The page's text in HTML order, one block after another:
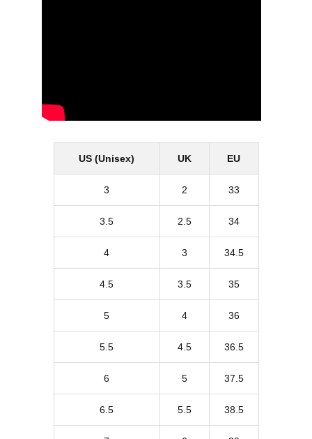
US (Unisex) UK EU
3 2 33
3.5 2.5 34
4 3 34.5
4.5 3.5 35
5 4 36
5.5 4.5 36.5
6 5 37.5
6.5 5.5 38.5